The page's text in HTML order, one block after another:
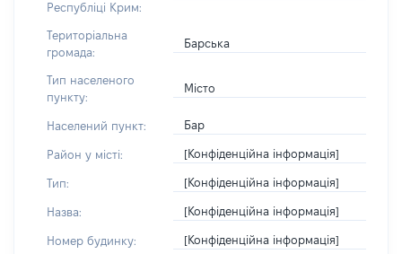
Республіці Крим:
Територіальна
громада:
Барська
Тип населеного
пункту:
Місто
Населений пункт: Бар
Район у місті: [Конфіденційна інформація]
Тип: [Конфіденційна інформація]
Назва: [Конфіденційна інформація]
Номер будинку: [Конфіденційна інформація]